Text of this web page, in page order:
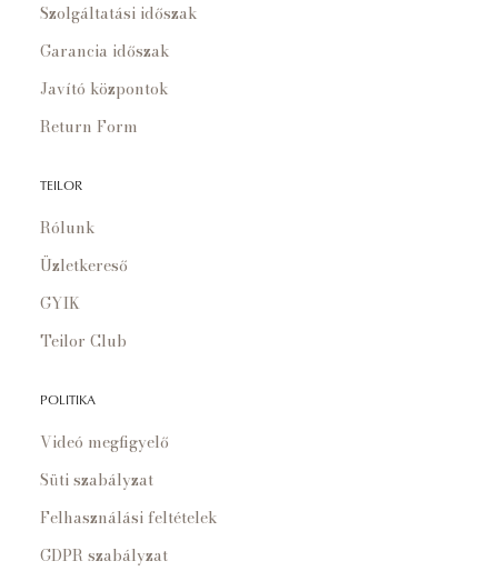
Szolgáltatási időszak
Garancia időszak
Javító központok
Return Form
TEILOR
Rólunk
Üzletkereső
GYIK
Teilor Club
POLITIKA
Videó megfigyelő
Süti szabályzat
Felhasználási feltételek
GDPR szabályzat